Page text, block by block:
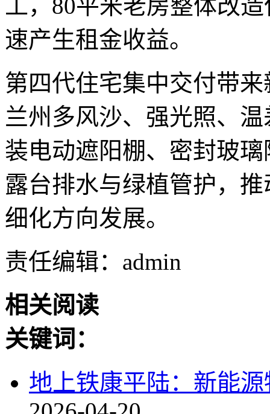
工，80平米老房整体改
速产生租金收益。
第四代住宅集中交付带
兰州多风沙、强光照、
装电动遮阳棚、密封玻
露台排水与绿植管护，
细化方向发展。
责任编辑：admin
相关阅读
关键词：
地上铁康平陆：新能